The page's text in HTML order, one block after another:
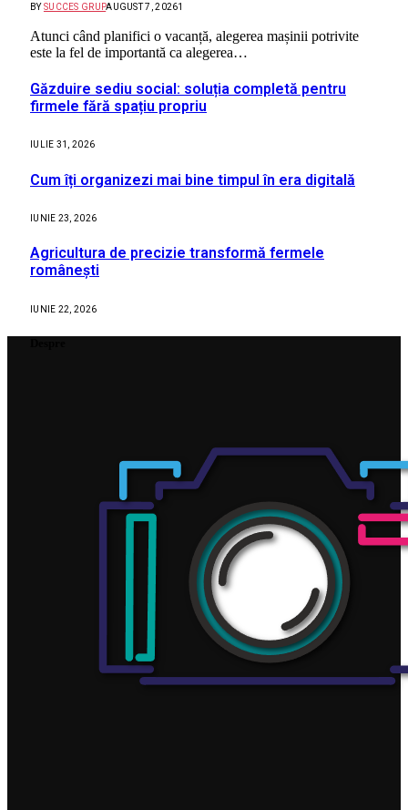
BY SUCCES GRUPAUGUST 7, 20261
Atunci când planifici o vacanță, alegerea mașinii potrivite
este la fel de importantă ca alegerea…
Găzduire sediu social: soluția completă pentru
firmele fără spațiu propriu
IULIE 31, 2026
Cum îți organizezi mai bine timpul în era digitală
IUNIE 23, 2026
Agricultura de precizie transformă fermele
românești
IUNIE 22, 2026